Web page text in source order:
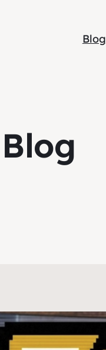
Blog
Blog